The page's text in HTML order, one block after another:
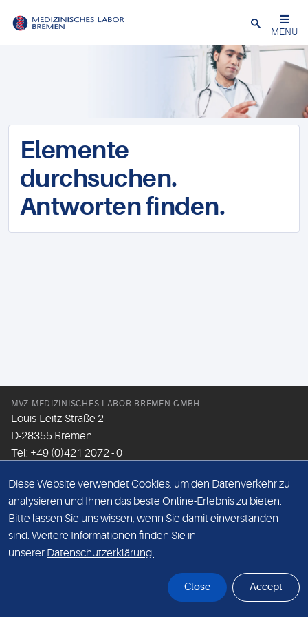
Schließen
MENU
Elemente
durchsuchen.
Antworten finden.
MVZ MEDIZINISCHES LABOR BREMEN GMBH
Louis-Leitz-Straße 2
D-28355 Bremen
Tel: +49 (0)421 2072 - 0
Email:info@mlhb.de
DATENSCHUTZ
IMPRESSUM
Diese Website verwendet Cookies, um den Datenverkehr zu
analysieren und Ihnen das beste Online-Erlebnis zu bieten.
Bitte lassen Sie uns wissen, wenn Sie damit einverstanden
sind. Weitere Informationen finden Sie in
unserer Datenschutzerklärung.
Close Accept